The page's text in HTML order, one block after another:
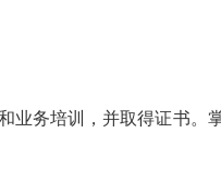
业务培训，并取得证书。